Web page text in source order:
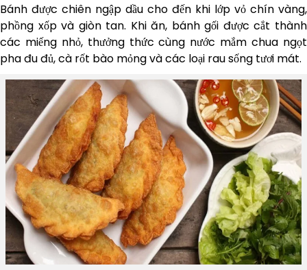
Bánh được chiên ngập dầu cho đến khi lớp vỏ chín vàng,
phồng xốp và giòn tan. Khi ăn, bánh gối được cắt thành
các miếng nhỏ, thưởng thức cùng nước mắm chua ngọt
pha đu đủ, cà rốt bào mỏng và các loại rau sống tươi mát.